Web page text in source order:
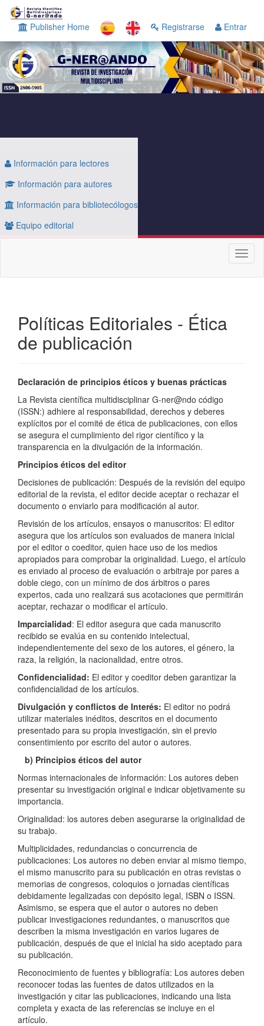
Navegación
principal
Contenido
principal
Barra
lateral
Publisher Home Registrarse Entrar
Información para lectores
Información para autores
Información para bibliotecólogos
Equipo editorial
Políticas Editoriales - Ética
de publicación
Declaración de principios éticos y buenas prácticas
La Revista científica multidisciplinar G-ner@ndo código
(ISSN:) adhiere al responsabilidad, derechos y deberes
explícitos por el comité de ética de publicaciones, con ellos
se asegura el cumplimiento del rigor científico y la
transparencia en la divulgación de la información.
Principios éticos del editor
Decisiones de publicación: Después de la revisión del equipo
editorial de la revista, el editor decide aceptar o rechazar el
documento o enviarlo para modificación al autor.
Revisión de los artículos, ensayos o manuscritos: El editor
asegura que los artículos son evaluados de manera inicial
por el editor o coeditor, quien hace uso de los medios
apropiados para comprobar la originalidad. Luego, el artículo
es enviado al proceso de evaluación o arbitraje por pares a
doble ciego, con un mínimo de dos árbitros o pares
expertos, cada uno realizará sus acotaciones que permitirán
aceptar, rechazar o modificar el artículo.
Imparcialidad: El editor asegura que cada manuscrito
recibido se evalúa en su contenido intelectual,
independientemente del sexo de los autores, el género, la
raza, la religión, la nacionalidad, entre otros.
Confidencialidad: El editor y coeditor deben garantizar la
confidencialidad de los artículos.
Divulgación y conflictos de Interés: El editor no podrá
utilizar materiales inéditos, descritos en el documento
presentado para su propia investigación, sin el previo
consentimiento por escrito del autor o autores.
b) Principios éticos del autor
Normas internacionales de información: Los autores deben
presentar su investigación original e indicar objetivamente su
importancia.
Originalidad: los autores deben asegurarse la originalidad de
su trabajo.
Multiplicidades, redundancias o concurrencia de
publicaciones: Los autores no deben enviar al mismo tiempo,
el mismo manuscrito para su publicación en otras revistas o
memorias de congresos, coloquios o jornadas científicas
debidamente legalizadas con depósito legal, ISBN o ISSN.
Asimismo, se espera que el autor o autores no deben
publicar investigaciones redundantes, o manuscritos que
describen la misma investigación en varios lugares de
publicación, después de que el inicial ha sido aceptado para
su publicación.
Reconocimiento de fuentes y bibliografía: Los autores deben
reconocer todas las fuentes de datos utilizados en la
investigación y citar las publicaciones, indicando una lista
completa y exacta de las referencias se incluye en el
artículo.